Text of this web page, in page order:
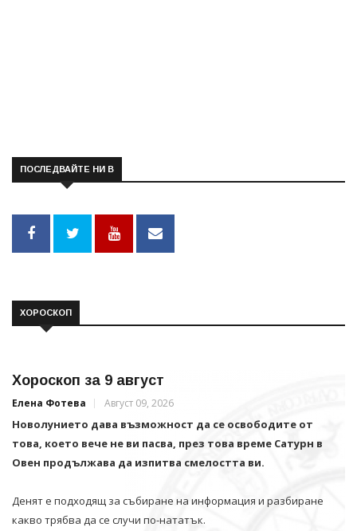
ПОСЛЕДВАЙТЕ НИ В
ХОРОСКОП
Хороскоп за 9 август
Елена Фотева Август 09, 2026
Новолунието дава възможност да се освободите от
това, което вече не ви пасва, през това време Сатурн в
Овен продължава да изпитва смелостта ви.
Денят е подходящ за събиране на информация и разбиране
какво трябва да се случи по-нататък.